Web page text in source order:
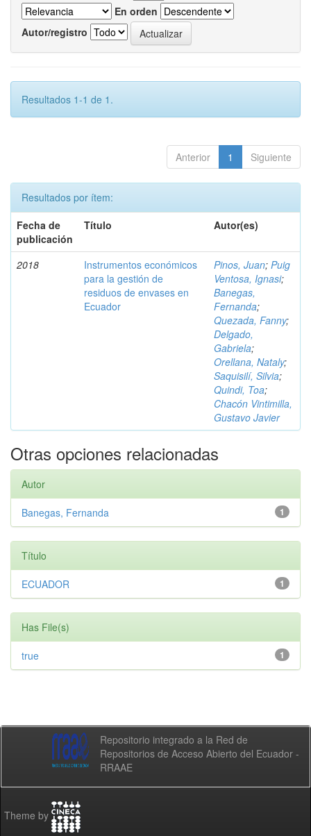
En orden
Autor/registro
Resultados 1-1 de 1.
Anterior 1 Siguiente
Resultados por ítem:
Fecha de
publicación
Título Autor(es)
2018
Instrumentos económicos
para la gestión de
residuos de envases en
Ecuador
Pinos, Juan; Puig
Ventosa, Ignasi;
Banegas,
Fernanda;
Quezada, Fanny;
Delgado,
Gabriela;
Orellana, Nataly;
Saquisilí, Silvia;
Quindi, Toa;
Chacón Vintimilla,
Gustavo Javier
Otras opciones relacionadas
Autor
1
Banegas, Fernanda
Título
1
ECUADOR
Has File(s)
1
true
Repositorio integrado a la Red de
Repositorios de Acceso Abierto del Ecuador -
RRAAE
Theme by